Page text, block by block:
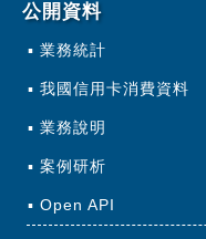
公開資料
業務統計
我國信用卡消費資料
業務說明
案例研析
Open API